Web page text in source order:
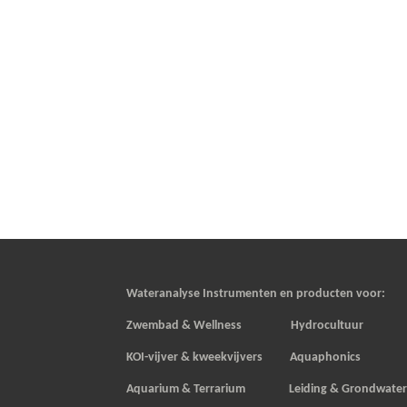
Wateranalyse Instrumenten en producten voor:
Zwembad & Wellness Hydrocultuur
KOI-vijver & kweekvijvers Aquaphonics
Aquarium & Terrarium Leiding & Grondwater